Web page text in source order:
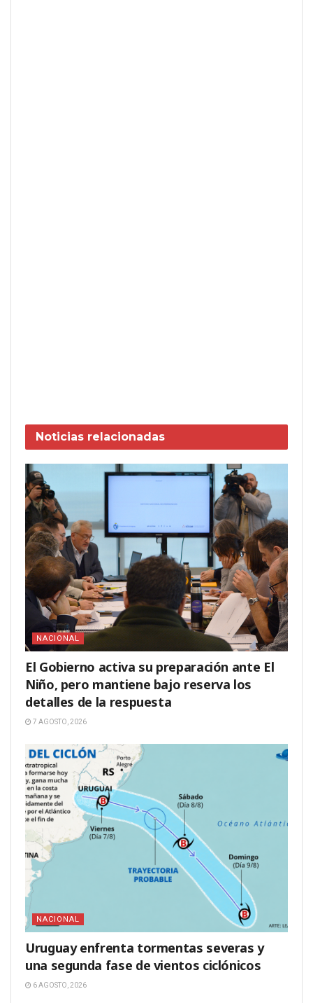
Noticias relacionadas
NACIONAL
El Gobierno activa su preparación ante El
Niño, pero mantiene bajo reserva los
detalles de la respuesta
7 AGOSTO, 2026
NACIONAL
Uruguay enfrenta tormentas severas y
una segunda fase de vientos ciclónicos
6 AGOSTO, 2026